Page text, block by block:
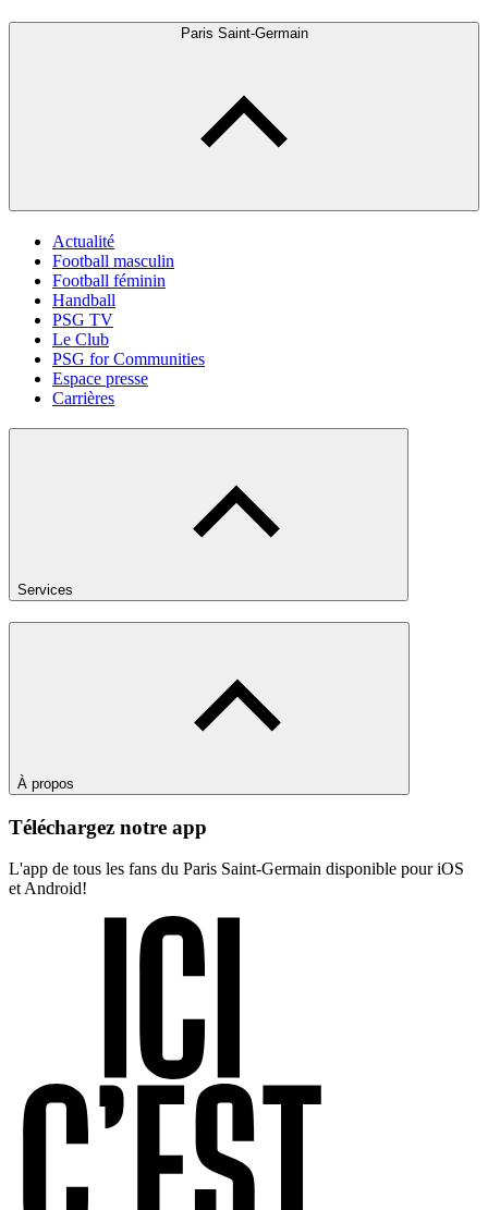
Paris Saint-Germain
Actualité
Football masculin
Football féminin
Handball
PSG TV
Le Club
PSG for Communities
Espace presse
Carrières
Services
À propos
Téléchargez notre app
L'app de tous les fans du Paris Saint-Germain disponible pour iOS
et Android!